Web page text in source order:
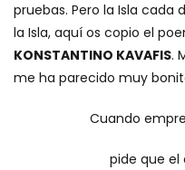
pruebas. Pero la Isla cada
la Isla, aquí os copio el
KONSTANTINO KAVAFIS.
me ha parecido muy
Cuando
pide que el